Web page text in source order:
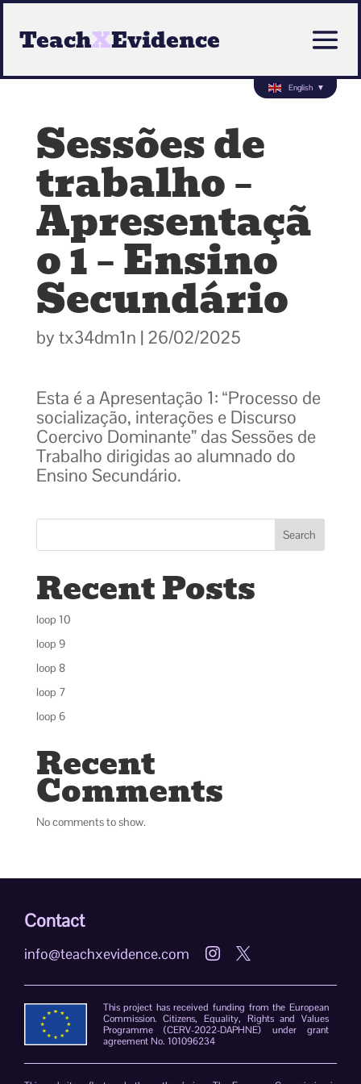
TeachXEvidence
Sessões de
trabalho –
Apresentaçã
o 1 – Ensino
Secundário
by tx34dm1n | 26/02/2025
Esta é a Apresentação 1: “Processo de
socialização, interações e Discurso
Coercivo Dominante” das Sessões de
Trabalho dirigidas ao alumnado do
Ensino Secundário.
Search
Recent Posts
loop 10
loop 9
loop 8
loop 7
loop 6
Recent
Comments
No comments to show.
Contact
info@teachxevidence.com  
This project has received funding from the European
Commission. Citizens, Equality, Rights and Values
Programme (CERV-2022-DAPHNE) under grant
agreement No. 101096234
English ▼